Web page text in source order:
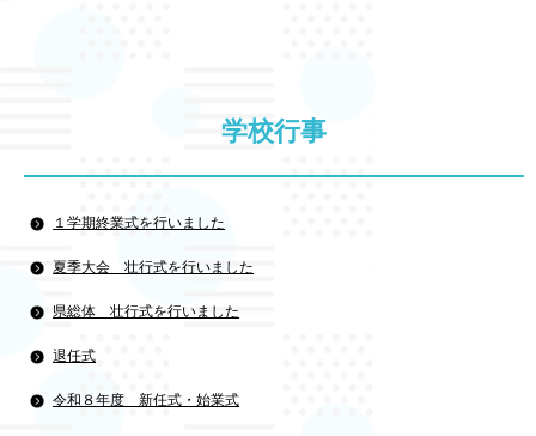
学校行事
１学期終業式を行いました
夏季大会 壮行式を行いました
県総体 壮行式を行いました
退任式
令和８年度 新任式・始業式